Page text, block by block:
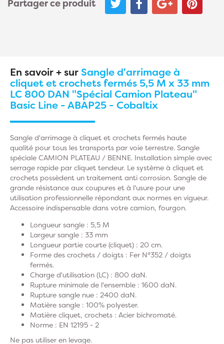
Partager ce produit
En savoir + surSangle d'arrimage à
cliquet et crochets fermés 5,5 M x 33 mm
LC 800 DAN "Spécial Camion Plateau"
Basic Line - ABAP25 - Cobaltix
Sangle d'arrimage à cliquet et crochets fermés haute
qualité pour tous les transports par voie terrestre. Sangle
spéciale CAMION PLATEAU / BENNE. Installation simple avec
serrage rapide par cliquet tendeur. Le système à cliquet et
crochets possèdent un traitement anti corrosion. Sangle de
grande résistance aux coupures et à l'usure pour une
utilisation professionnelle répondant aux normes en vigueur.
Accessoire indispensable dans votre camion, fourgon.
Longueur sangle : 5,5 M
Largeur sangle : 33 mm
Longueur partie courte (cliquet) : 20 cm.
Forme des crochets / doigts : Fer N°352 / doigts
fermés.
Charge d'utilisation (LC) : 800 daN.
Rupture minimale de l'ensemble : 1600 daN.
Rupture sangle nue : 2400 daN.
Matière sangle : 100% polyester.
Matière cliquet, crochets : Acier bichromaté.
Norme : EN 12195 - 2
Ne pas utiliser en levage.